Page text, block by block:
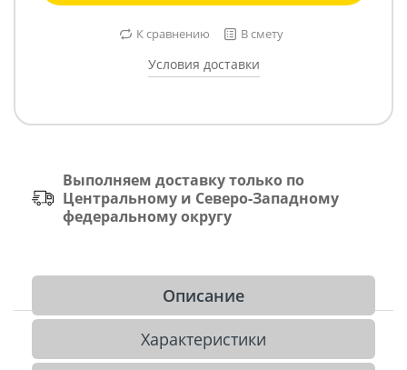
К сравнению В смету
Условия доставки
Выполняем доставку только по
Центральному и Северо-Западному
федеральному округу
Описание
Характеристики